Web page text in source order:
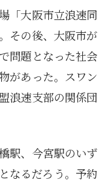
「大阪市立浪速同
その後、大阪市が
問題となった社会
があった。スワン
浪速支部の関係団
駅、今宮駅のいず
なるだろう。予約